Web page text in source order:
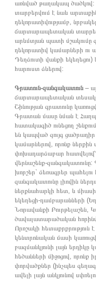
առնված թաղակապ ծածկով:
տարբերվում է նաև
դեկորատիվությամբ,
ճարտարապետական
արևմտյան պատի մշակումը
դեկորատիվ կամարների ու
Դեղձուտի վանքի
հարուստ ձևերով:
Գրատուն-զանգակատուն –
ճարտարապետական
Շինության գրատունը
Գրատան մասը նման է
հատակագիծ ունեցող
են կապված զույգ ցածրադիր
կամարներով, որոնք ներքին
փոխադարձաբար
վերնաշենք-
խորշեր` ձեռագրեր
զանգակատունը լիովին
ներքնահարկի հետ, և
եկեղեցի-դամբարանների
Նորավանքի Բուրթելաշեն,
ծավալատարածական
Որոշակի հետաքրքրություն
կենտրոնական մասի
բազմանկյունի լայն
հեծանների միջոցով, որոնք
փորվածքներ (ինչպես
ավելի լայն անկյունով